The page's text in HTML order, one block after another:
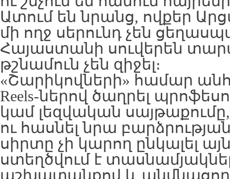
Ատում են նրանց, ովքեր
մի ողջ սերունդ չեն
Հայաստանի սուվերեն
թշնամուն չեն զիջել։
«Շարիկովների» համար
Reels-ներով ծաղրել
կամ լեզվական
ու հասնել նրա
սիրտը չի կարող ընկալել
ստեղծվում է
աշխատանքով և անմնացորդ